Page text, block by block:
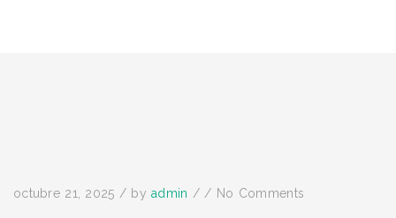
octubre 21, 2025 / byadmin / / No Comments